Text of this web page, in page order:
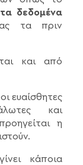
δεδομένα
τα πριν
και από
ευαίσθητες
και
η
κάποια